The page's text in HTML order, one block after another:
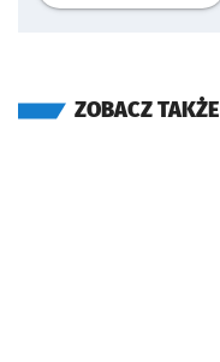
ZOBACZ TAKŻE